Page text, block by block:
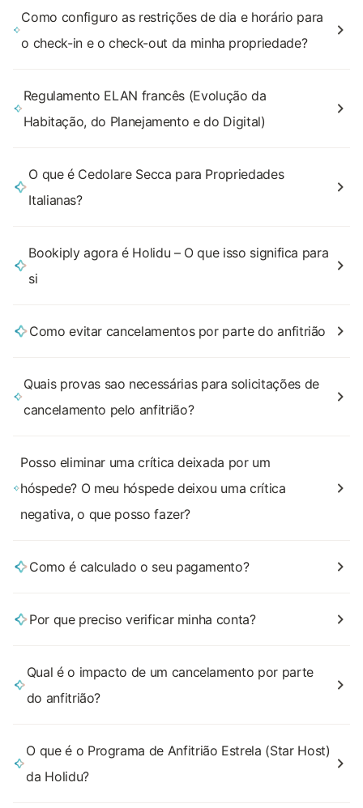
Como configuro as restrições de dia e horário para
o check-in e o check-out da minha propriedade?
Regulamento ELAN francês (Evolução da
Habitação, do Planejamento e do Digital)
O que é Cedolare Secca para Propriedades
Italianas?
Bookiply agora é Holidu – O que isso significa para
si
Como evitar cancelamentos por parte do anfitrião
Quais provas sao necessárias para solicitações de
cancelamento pelo anfitrião?
Posso eliminar uma crítica deixada por um
hóspede? O meu hóspede deixou uma crítica
negativa, o que posso fazer?
Como é calculado o seu pagamento?
Por que preciso verificar minha conta?
Qual é o impacto de um cancelamento por parte
do anfitrião?
O que é o Programa de Anfitrião Estrela (Star Host)
da Holidu?